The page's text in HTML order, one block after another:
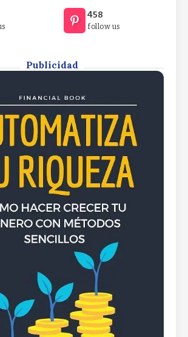
a un mejor comportamiento
Energía saltan a la lista de
GVC GaescoSantander y Acciona
a la lista de preferidos por GVC
F.
458
follow us
Publicidad